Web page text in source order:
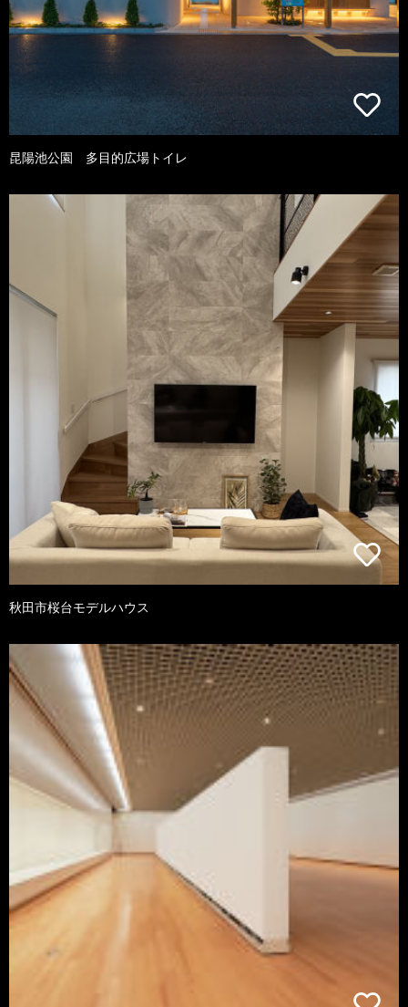
昆陽池公園 多目的広場トイレ
秋田市桜台モデルハウス